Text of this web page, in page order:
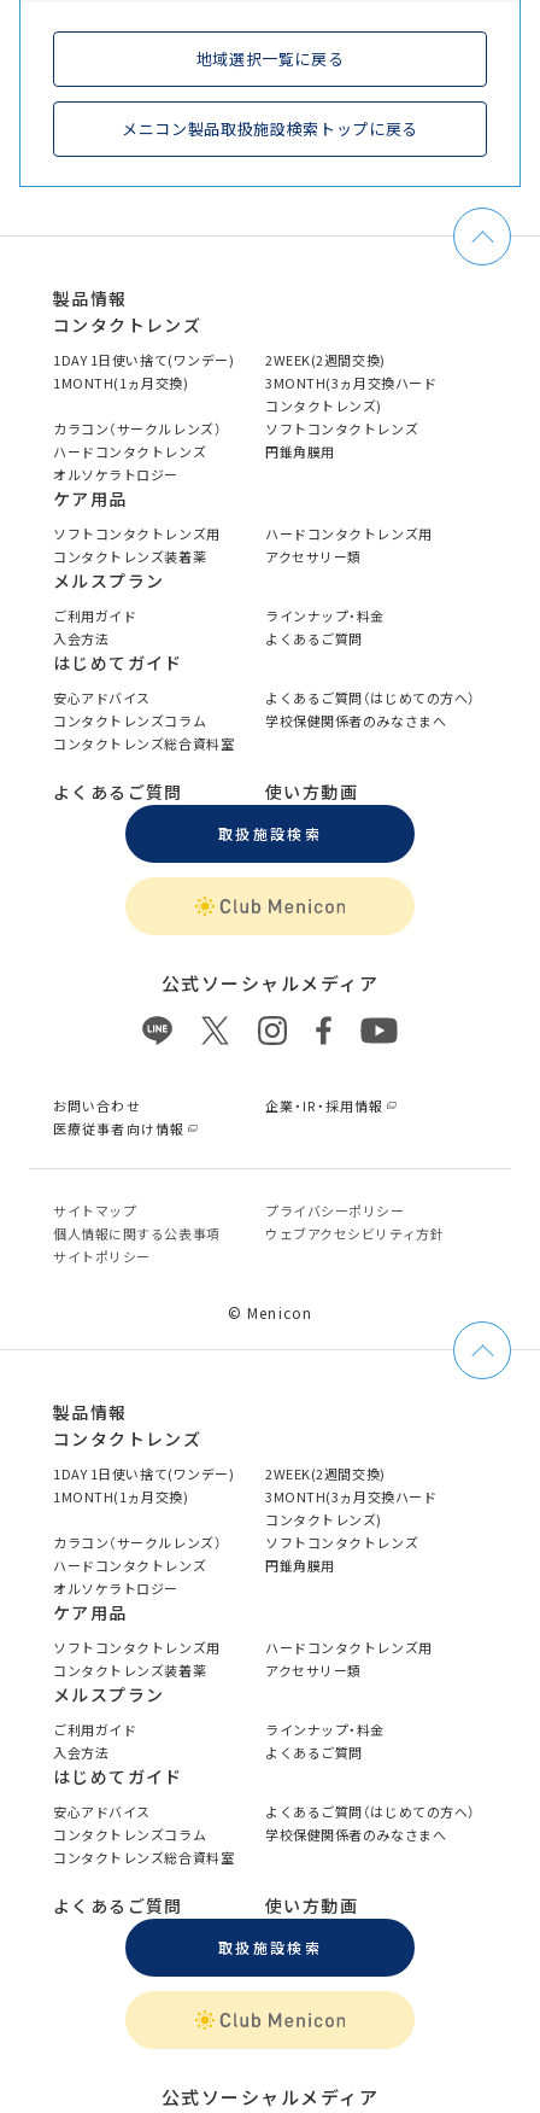
地域選択一覧に戻る
メニコン製品取扱施設検索トップに戻る
製品情報
コンタクトレンズ
1DAY 1日使い捨て(ワンデー)
2WEEK(2週間交換)
1MONTH(1ヵ月交換)
3MONTH(3ヵ月交換ハード
コンタクトレンズ)
カラコン（サークルレンズ）
ソフトコンタクトレンズ
ハードコンタクトレンズ
円錐角膜用
オルソケラトロジー
ケア用品
ソフトコンタクトレンズ用
ハードコンタクトレンズ用
コンタクトレンズ装着薬
アクセサリー類
メルスプラン
ご利用ガイド
ラインナップ・料金
入会方法
よくあるご質問
はじめてガイド
安心アドバイス
よくあるご質問（はじめての方へ）
コンタクトレンズコラム
学校保健関係者のみなさまへ
コンタクトレンズ総合資料室
よくあるご質問 使い方動画
取扱施設検索
公式ソーシャルメディア
お問い合わせ
企業・IR・採用情報
医療従事者向け情報
サイトマップ
プライバシーポリシー
個⼈情報に関する公表事項
ウェブアクセシビリティ方針
サイトポリシー
© Menicon
製品情報
コンタクトレンズ
1DAY 1日使い捨て(ワンデー)
2WEEK(2週間交換)
1MONTH(1ヵ月交換)
3MONTH(3ヵ月交換ハード
コンタクトレンズ)
カラコン（サークルレンズ）
ソフトコンタクトレンズ
ハードコンタクトレンズ
円錐角膜用
オルソケラトロジー
ケア用品
ソフトコンタクトレンズ用
ハードコンタクトレンズ用
コンタクトレンズ装着薬
アクセサリー類
メルスプラン
ご利用ガイド
ラインナップ・料金
入会方法
よくあるご質問
はじめてガイド
安心アドバイス
よくあるご質問（はじめての方へ）
コンタクトレンズコラム
学校保健関係者のみなさまへ
コンタクトレンズ総合資料室
よくあるご質問 使い方動画
取扱施設検索
公式ソーシャルメディア